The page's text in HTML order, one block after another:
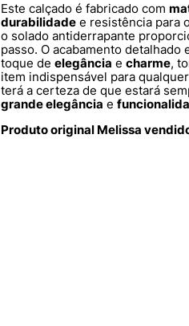
Este calçado é fabricado com
durabilidade e resistência para
o solado antiderrapante
passo. O acabamento
toque de elegância e charme,
item indispensável para
terá a certeza de que estará
grande elegância e
Produto original Melissa